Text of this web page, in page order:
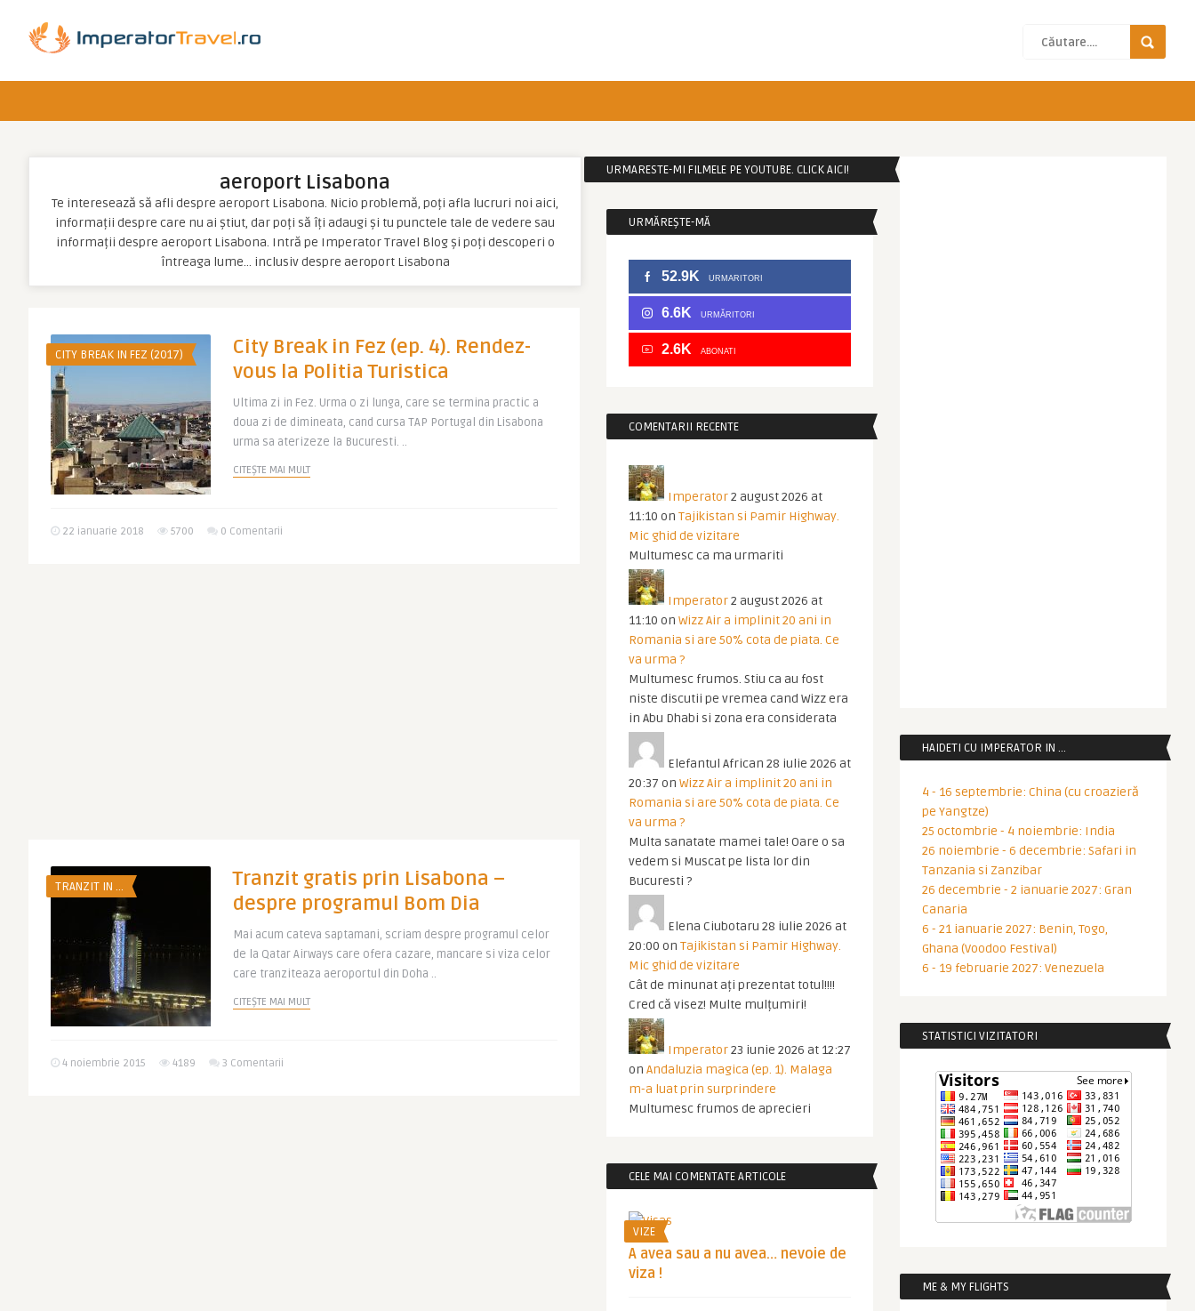
aeroport Lisabona
Te interesează să afli despre aeroport Lisabona. Nicio problemă, poți afla lucruri noi aici,
informații despre care nu ai știut, dar poți să îți adaugi și tu punctele tale de vedere sau
informații despre aeroport Lisabona. Intră pe Imperator Travel Blog și poți descoperi o
întreaga lume… inclusiv despre aeroport Lisabona
CITY BREAK IN FEZ (2017)
City Break in Fez (ep. 4). Rendez-
vous la Politia Turistica
Ultima zi in Fez. Urma o zi lunga, care se termina practic a
doua zi de dimineata, cand cursa TAP Portugal din Lisabona
urma sa aterizeze la Bucuresti. ..
CITEȘTE MAI MULT
22 ianuarie 2018 5700 0 Comentarii
TRANZIT IN ...
Tranzit gratis prin Lisabona –
despre programul Bom Dia
Mai acum cateva saptamani, scriam despre programul celor
de la Qatar Airways care ofera cazare, mancare si viza celor
care tranziteaza aeroportul din Doha ..
CITEȘTE MAI MULT
4 noiembrie 2015 4189 3 Comentarii
URMARESTE-MI FILMELE PE YOUTUBE. CLICK AICI!
URMĂREȘTE-MĂ
52.9K URMARITORI
6.6K URMĂRITORI
2.6K ABONATI
COMENTARII RECENTE
Imperator2 august 2026 at
11:10 on Tajikistan si Pamir Highway.
Mic ghid de vizitare
Multumesc ca ma urmariti
Imperator2 august 2026 at
11:10 on Wizz Air a implinit 20 ani in
Romania si are 50% cota de piata. Ce
va urma ?
Multumesc frumos. Stiu ca au fost
niste discutii pe vremea cand Wizz era
in Abu Dhabi si zona era considerata
Elefantul African 28 iulie 2026 at
20:37 on Wizz Air a implinit 20 ani in
Romania si are 50% cota de piata. Ce
va urma ?
Multa sanatate mamei tale! Oare o sa
vedem si Muscat pe lista lor din
Bucuresti ?
Elena Ciubotaru 28 iulie 2026 at
20:00 on Tajikistan si Pamir Highway.
Mic ghid de vizitare
Cât de minunat ați prezentat totul!!!!
Cred că visez! Multe mulțumiri!
Imperator23 iunie 2026 at 12:27
on Andaluzia magica (ep. 1). Malaga
m-a luat prin surprindere
Multumesc frumos de aprecieri
CELE MAI COMENTATE ARTICOLE
VIZE
A avea sau a nu avea… nevoie de
viza !
HAIDETI CU IMPERATOR IN …
4 - 16 septembrie: China (cu croazieră
pe Yangtze)
25 octombrie - 4 noiembrie: India
26 noiembrie - 6 decembrie: Safari in
Tanzania si Zanzibar
26 decembrie - 2 ianuarie 2027: Gran
Canaria
6 - 21 ianuarie 2027: Benin, Togo,
Ghana (Voodoo Festival)
6 - 19 februarie 2027: Venezuela
STATISTICI VIZITATORI
ME & MY FLIGHTS